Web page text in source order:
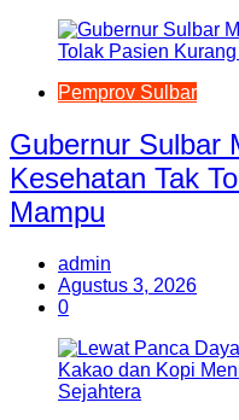
Pemprov Sulbar
Gubernur Sulbar
Kesehatan Tak
Mampu
admin
Agustus 3, 2026
0